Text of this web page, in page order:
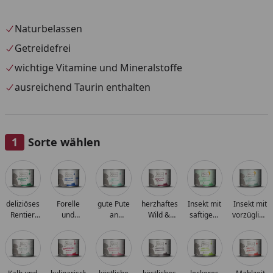
Naturbelassen
Getreidefrei
wichtige Vitamine und Mineralstoffe
ausreichend Taurin enthalten
Sorte wählen
Alle anzeigen (20)
deliziöses
Rentier
Hühnchen
an
leckeren
Möhrchen
Forelle
und
gute Pute
an
Kürbis
herzhaftes
Wild &
an
fruchtigen
Heidelbeeren
Insekt mit
saftigem
Insekt mit